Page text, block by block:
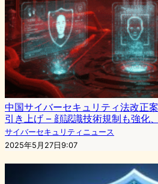
中国サイバーセキュリティ法改正
引き上げ – 顔認識技術規制も強化
サイバーセキュリティニュース
2025年5月27日9:07